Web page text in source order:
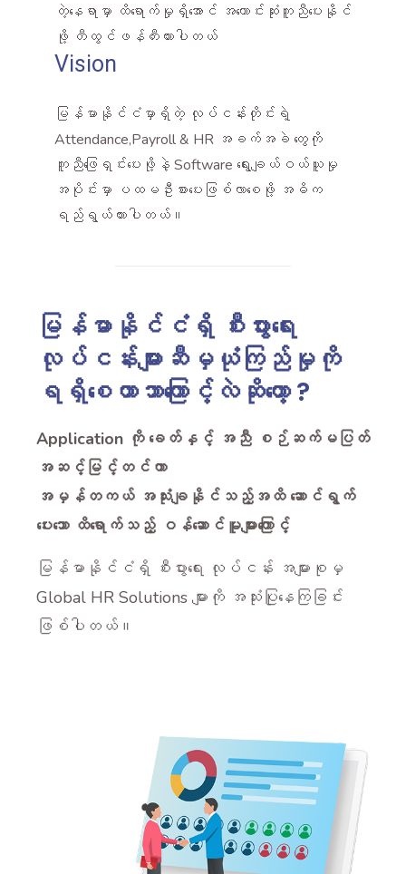
တဲ့နေရာမှာ ထိရောက်မှုရှိအောင် အကောင်းဆုံးကူညီပေးနိုင်
ဖို့ တီထွင်ဖန်တီးထားပါတယ်
Vision
မြန်မာနိုင်ငံမှာရှိတဲ့ လုပ်ငန်းတိုင်းရဲ့
Attendance,Payroll & HR အခက်အခဲ တွေကို
ကူညီဖြေရှင်းပေးဖို့နဲ့ Software ရွေးချယ်ဝယ်ယူမှု
အပိုင်းမှာ ပထမဦးစားပေးဖြစ်လာစေဖို့ အဓိက
ရည်ရွယ်ထားပါတယ်။
မြန်မာနိုင်ငံရှိ စီးပွားရေး
လုပ်ငန်းများဆီမှယုံကြည်မှုကို
ရရှိစေတာဘာကြောင့်လဲဆိုတော့ ?
Application ကို ခေတ်နှင့် အညီ စဉ်ဆက်မပြတ်
အဆင့်မြင့်တင်ကာ
အမှန်တကယ် အသုံးချနိုင်သည့်အထိ ဆောင်ရွက်
ပေးသော ထိရောက်သည့် ဝန်ဆောင်မူများကြောင့်
မြန်မာနိုင်ငံရှိ စီးပွားရေး လုပ်ငန်း အများစုမှ
Global HR Solutions များကို အသုံးပြုနေကြခြင်း
ဖြစ်ပါတယ်။